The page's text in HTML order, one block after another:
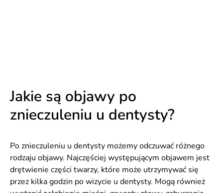
Jakie są objawy po
znieczuleniu u dentysty?
Po znieczuleniu u dentysty możemy odczuwać różnego
rodzaju objawy. Najczęściej występującym objawem jest
drętwienie części twarzy, które może utrzymywać się
przez kilka godzin po wizycie u dentysty. Mogą również